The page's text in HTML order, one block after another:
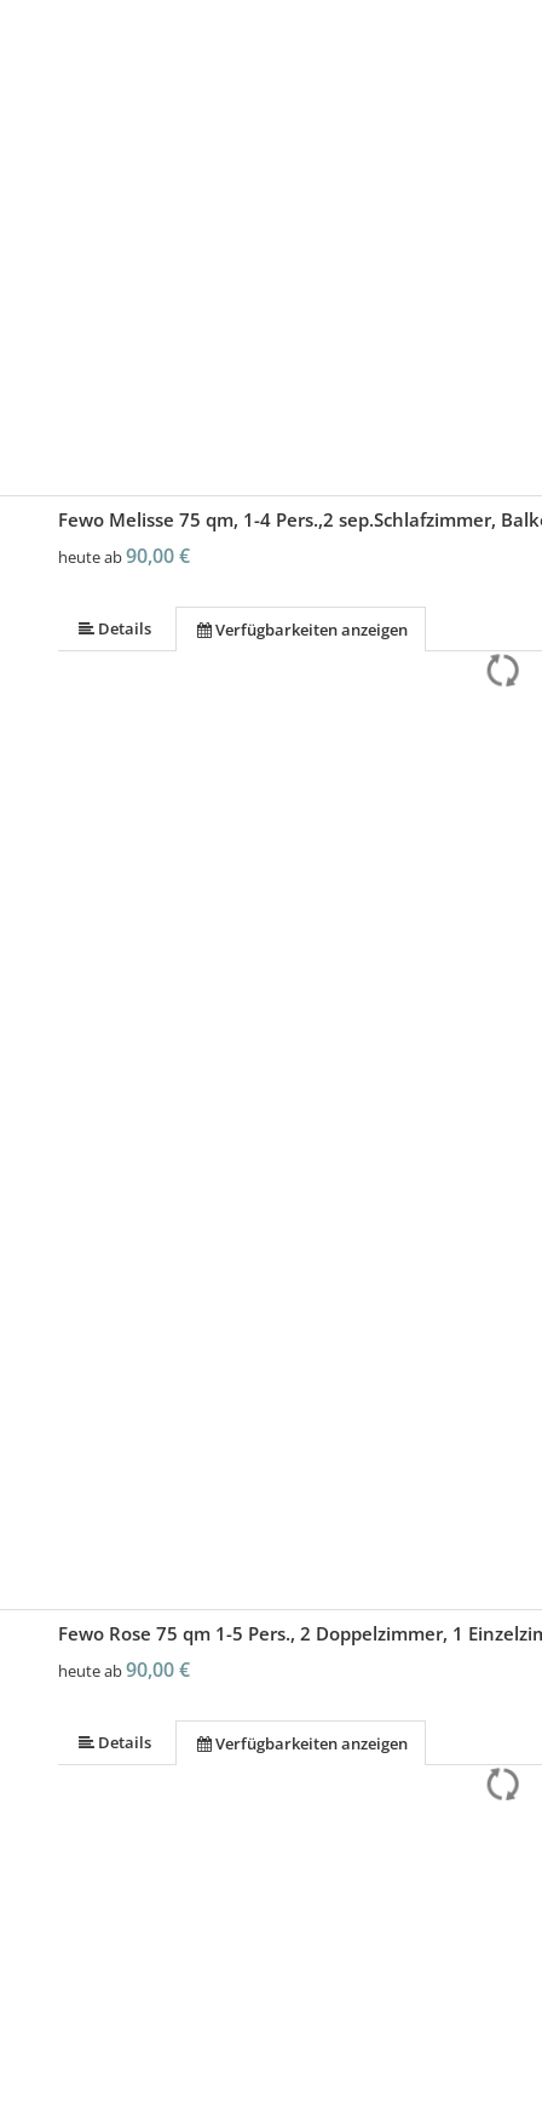
Fewo Melisse 75 qm, 1-4 Pers.,2 sep.Schlafzimmer,
heute ab90,00 €
Details Verfügbarkeiten anzeigen
Fewo Rose 75 qm 1-5 Pers., 2 Doppelzimmer, 1
heute ab90,00 €
Details Verfügbarkeiten anzeigen